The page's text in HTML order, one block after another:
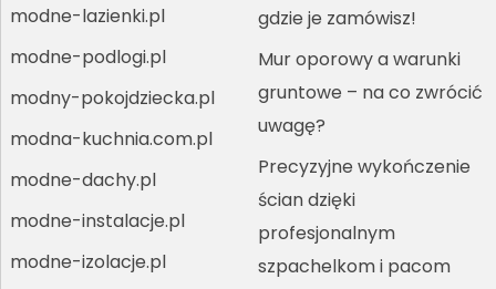
modne-lazienki.pl
modne-podlogi.pl
modny-pokojdziecka.pl
modna-kuchnia.com.pl
modne-dachy.pl
modne-instalacje.pl
modne-izolacje.pl
gdzie je zamówisz!
Mur oporowy a warunki
gruntowe – na co zwrócić
uwagę?
Precyzyjne wykończenie
ścian dzięki
profesjonalnym
szpachelkom i pacom